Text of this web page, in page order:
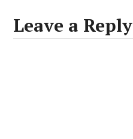
Leave a Reply